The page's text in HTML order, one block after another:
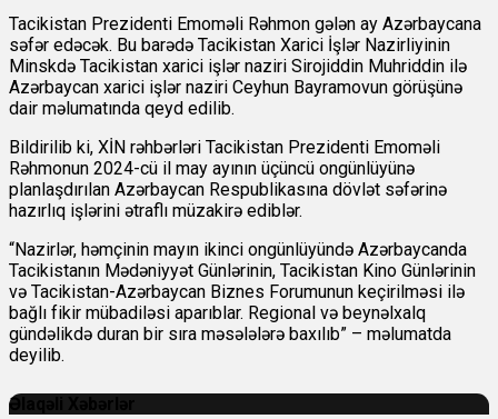
Tacikistan Prezidenti Emoməli Rəhmon gələn ay Azərbaycana
səfər edəcək. Bu barədə Tacikistan Xarici İşlər Nazirliyinin
Minskdə Tacikistan xarici işlər naziri Sirojiddin Muhriddin ilə
Azərbaycan xarici işlər naziri Ceyhun Bayramovun görüşünə
dair məlumatında qeyd edilib.
Bildirilib ki, XİN rəhbərləri Tacikistan Prezidenti Emoməli
Rəhmonun 2024-cü il may ayının üçüncü ongünlüyünə
planlaşdırılan Azərbaycan Respublikasına dövlət səfərinə
hazırlıq işlərini ətraflı müzakirə ediblər.
“Nazirlər, həmçinin mayın ikinci ongünlüyündə Azərbaycanda
Tacikistanın Mədəniyyət Günlərinin, Tacikistan Kino Günlərinin
və Tacikistan-Azərbaycan Biznes Forumunun keçirilməsi ilə
bağlı fikir mübadiləsi aparıblar. Regional və beynəlxalq
gündəlikdə duran bir sıra məsələlərə baxılıb” – məlumatda
deyilib.
Əlaqəli Xəbərlər